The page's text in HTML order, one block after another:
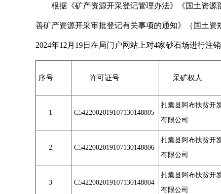
根据《矿产资源开采登记管理办法》《国土资源
善矿产资源开采审批登记有关事项的通知》（国土资
2024年12月19日在局门户网站上对4家砂石场进行
序号 许可证号 采矿权人
1 C5422002019107130148805
扎囊县阿布扶贫开
有限公司
2 C5422002019107130148806
扎囊县阿布扶贫开
有限公司
3 C5422002019107130148804
扎囊县阿布扶贫开
有限公司